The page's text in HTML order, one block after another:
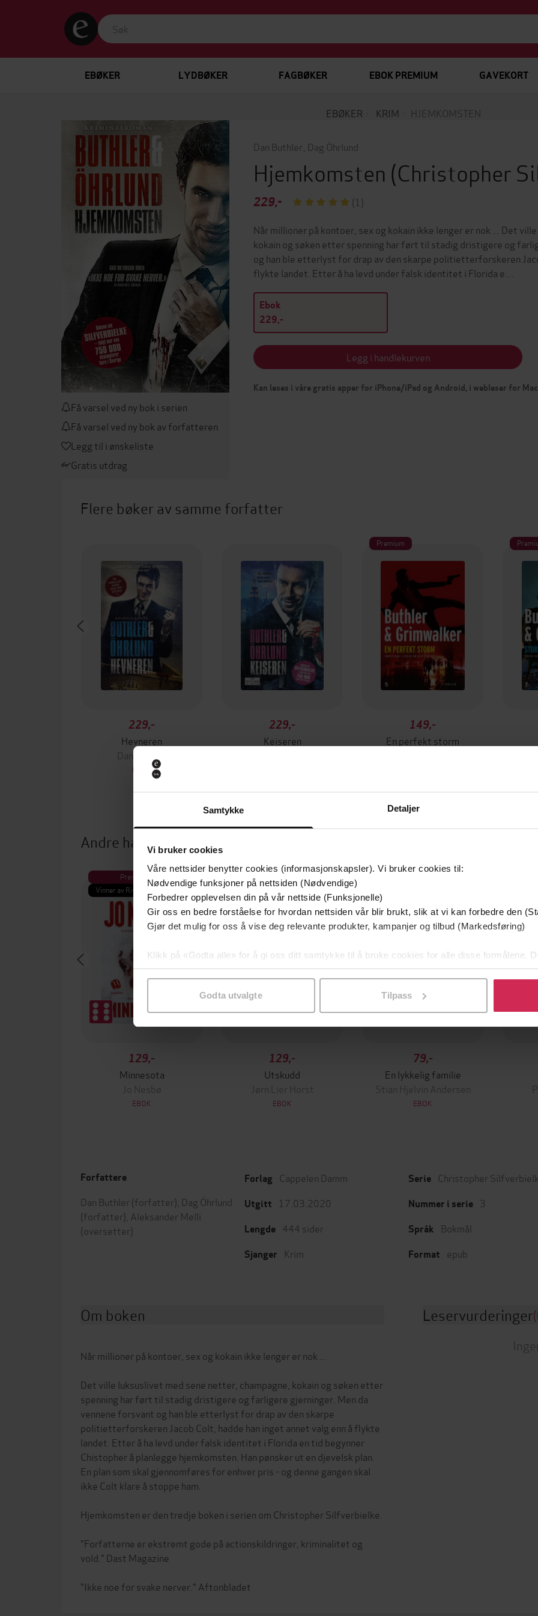
Samtykke Detaljer
Vi bruker cookies
Våre nettsider benytter cookies (informasjonskapsler). Vi bruker cookies til:
Nødvendige funksjoner på nettsiden (Nødvendige)
Forbedrer opplevelsen din på vår nettside (Funksjonelle)
Gir oss en bedre forståelse for hvordan nettsiden vår blir brukt, slik at vi kan forbedre den
Gjør det mulig for oss å vise deg relevante produkter, kampanjer og tilbud (Markedsføring)
Klikk på «Godta alle» for å gi oss ditt samtykke til å bruke cookies for alle disse formålene.
samtykke til spesifikke formål ved å klikke på «Tilpass». Du kan når som helst trekke
Godta utvalgte Tilpass
EBØKER LYDBØKER FAGBØKER EBOK PREMIUM GAVEKORT
EBØKER KRIM HJEMKOMSTEN
Få varsel ved ny bok i serien
Få varsel ved ny bok av forfatteren
Legg til i ønskeliste
Gratis utdrag
Dan Buthler Dag Öhrlund
Hjemkomsten (Christopher
229,-
(1)
Når millioner på kontoer, sex og kokain ikke lenger er nok ... Det
kokain og søken etter spenning har ført til stadig dristigere og
og han ble etterlyst for drap av den skarpe politietterforskeren
flykte landet. Etter å ha levd under falsk identitet i Florida e…
Ebok
229,-
Legg i handlekurven
Kan leses i våre gratis apper for iPhone/iPad og Android, i webleser for
Flere bøker av samme forfatter
229,-
Hevneren
Dan Buthler
EBOK
229,-
Keiseren
Premium
149,-
En perfekt storm
Andre har også kjøpt
Premium
Vinner av Rivertonprisen
129,-
Minnesota
Jo Nesbø
EBOK
Premium
Første gang på tilbud
129,-
Utskudd
Jørn Lier Horst
EBOK
79,-
En lykkelig familie
Stian Hjelvin Andersen
EBOK
Forfattere
Dan Buthler (forfatter), Dag Öhrlund
(forfatter), Aleksander Melli
(oversetter)
Forlag Cappelen Damm
Utgitt 17.03.2020
Lengde 444 sider
Sjanger Krim
Serie Christopher
Nummer i serie 3
Språk Bokmål
Format epub
Om boken
Når millioner på kontoer, sex og kokain ikke lenger er nok ...
Det ville luksuslivet med sene netter, champagne, kokain og søken etter
spenning har ført til stadig dristigere og farligere gjerninger. Men da
vennene forsvant og han ble etterlyst for drap av den skarpe
politietterforskeren Jacob Colt, hadde han inget annet valg enn å flykte
landet. Etter å ha levd under falsk identitet i Florida en tid begynner
Chistopher å planlegge hjemkomsten. Han pønsker ut en djevelsk plan.
En plan som skal gjennomføres for enhver pris - og denne gangen skal
ikke Colt klare å stoppe ham.
Hjemkomsten er den tredje boken i serien om Christopher Silfverbielke.
"Forfatterne er ekstremt gode på actionskildringer, kriminalitet og
vold." Dast Magazine
Leservurderinger